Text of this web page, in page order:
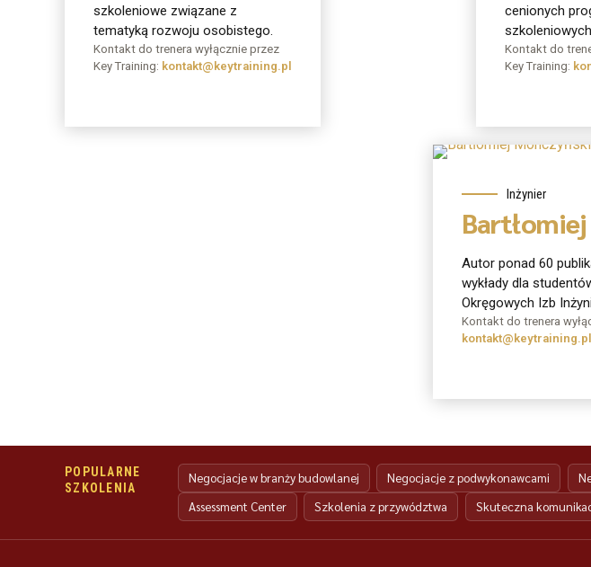
szkoleniowe związane z
tematyką rozwoju osobistego.
Kontakt do trenera wyłącznie przez
Key Training: kontakt@keytraining.pl
cenionych
Kontakt do
Key Training:
O mnie
Inżynier
Autor ponad 60
wykłady dla
Okręgowych Izb
Kontakt do trenera
kontakt@keytraining.pl
POPULARNE
SZKOLENIA
Negocjacje w branży budowlanej Negocjacje z podwykonawcami
Assessment Center
Szkolenia z przywództwa Skuteczna